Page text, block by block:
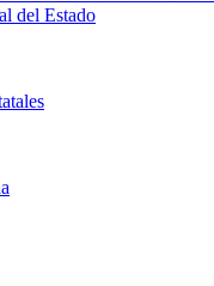
del Estado